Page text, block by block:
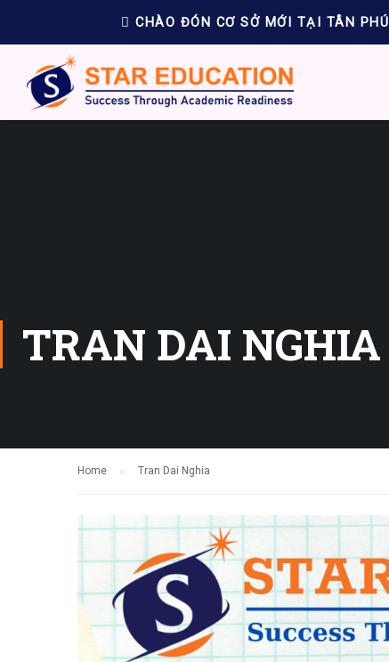
CHÀO ĐÓN CƠ SỞ MỚI TẠI TÂN PHÚ
TRAN DAI NGHIA
Home Tran Dai Nghia